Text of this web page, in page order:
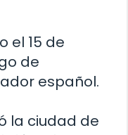
el 15 de
de
español.
la ciudad de